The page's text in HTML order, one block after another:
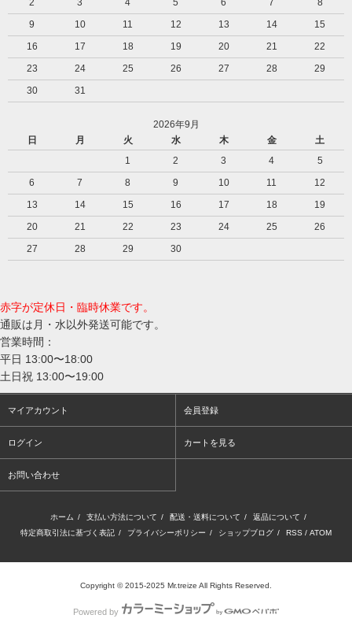
9
10 11 12 13 14
15
16
17 18 19 20 21
22
23
24 25 26 27 28
29
30
31
2026年9月
日
月 火 水 木 金
土
1
2 3 4
5
6
7 8 9 10 11
12
13
14 15 16 17 18
19
20
21 22 23 24 25
26
27
28 29 30
赤字が定休日・臨時休業です。
通販は月・水以外発送可能です。
営業時間：
平日 13:00〜18:00
土日祝 13:00〜19:00
マイアカウント 会員登録
ログイン カートを見る
お問い合わせ
ホーム / 支払い方法について / 配送・送料について / 返品について /
特定商取引法に基づく表記 / プライバシーポリシー / ショップブログ / RSS / ATOM
Copyright © 2015-2025 Mr.treize All Rights Reserved.
Powered by